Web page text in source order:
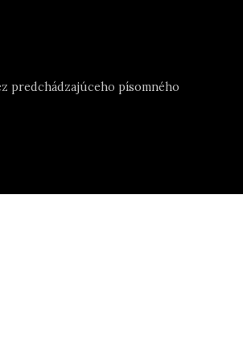
predchádzajúceho písomného